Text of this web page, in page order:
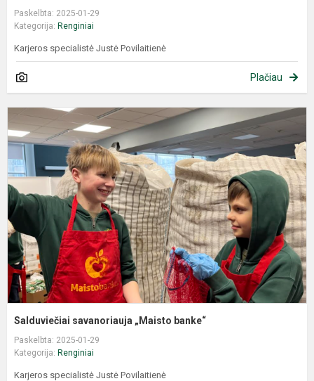
Paskelbta: 2025-01-29
Kategorija: Renginiai
Karjeros specialistė Justė Povilaitienė
Plačiau
Salduviečiai savanoriauja „Maisto banke“
Paskelbta: 2025-01-29
Kategorija: Renginiai
Karjeros specialistė Justė Povilaitienė